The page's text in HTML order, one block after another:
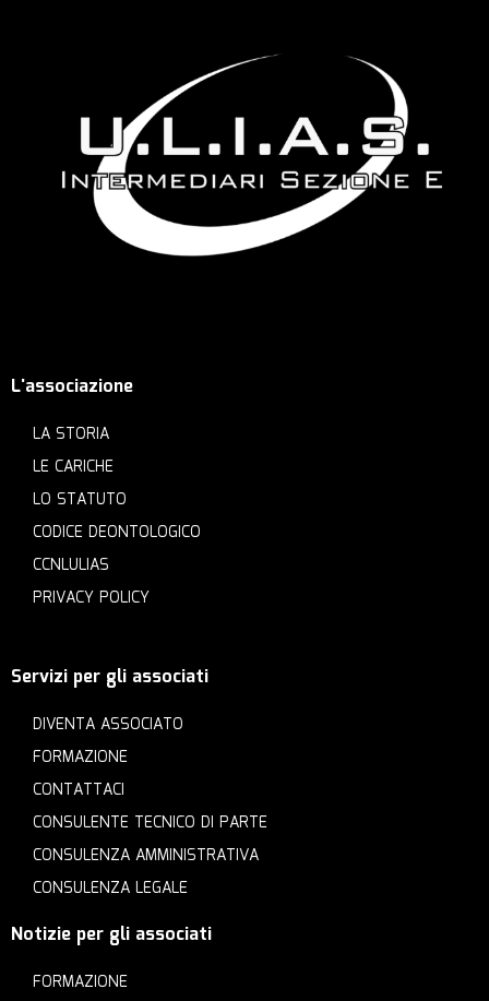
L'associazione
LA STORIA
LE CARICHE
LO STATUTO
CODICE DEONTOLOGICO
CCNLULIAS
PRIVACY POLICY
Servizi per gli associati
DIVENTA ASSOCIATO
FORMAZIONE
CONTATTACI
CONSULENTE TECNICO DI PARTE
CONSULENZA AMMINISTRATIVA
CONSULENZA LEGALE
Notizie per gli associati
FORMAZIONE